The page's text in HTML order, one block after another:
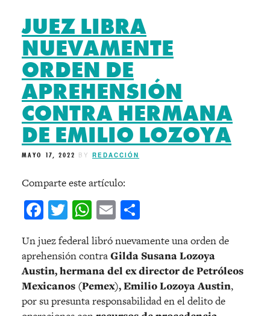
JUEZ LIBRA
NUEVAMENTE
ORDEN DE
APREHENSIÓN
CONTRA HERMANA
DE EMILIO LOZOYA
MAYO 17, 2022 BY REDACCIÓN
Comparte este artículo:
Facebook
Twitter
WhatsApp
Email
Un juez federal libró nuevamente una orden de
aprehensión contraGilda Susana Lozoya
Austin, hermana del ex director de Petróleos
Mexicanos (Pemex), Emilio Lozoya Austin,
por su presunta responsabilidad en el delito de